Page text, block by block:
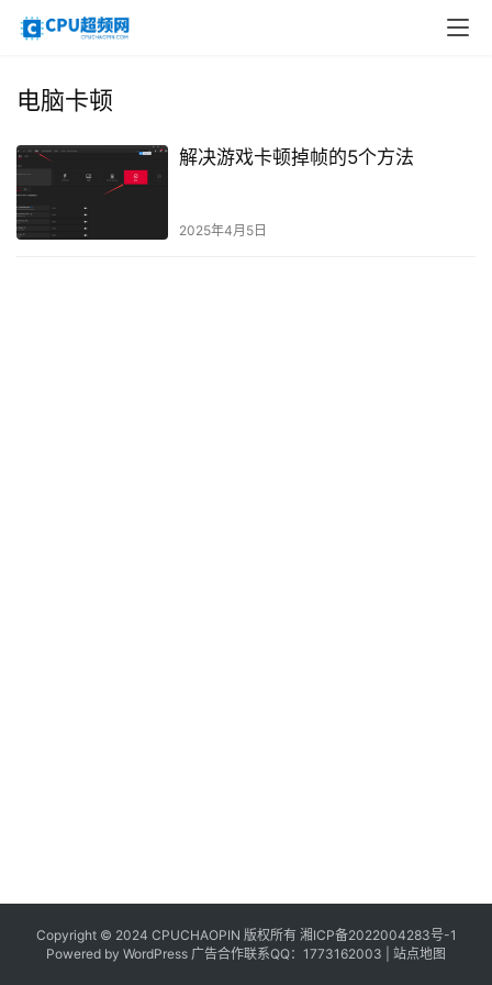
电脑卡顿
解决游戏卡顿掉帧的5个方法
2025年4月5日
Copyright © 2024 CPUCHAOPIN 版权所有 湘ICP备2022004283号-1
Powered by WordPress 广告合作联系QQ：1773162003 | 站点地图